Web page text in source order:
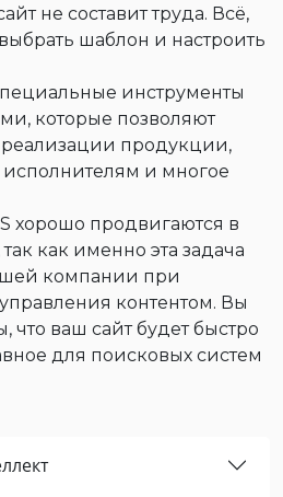
не составит труда. Всё,
шаблон и настроить
инструменты
которые позволяют
реализации продукции,
исполнителям и многое
хорошо продвигаются в
как именно эта задача
компании при
контентом. Вы
что ваш сайт будет быстро
для поисковых систем